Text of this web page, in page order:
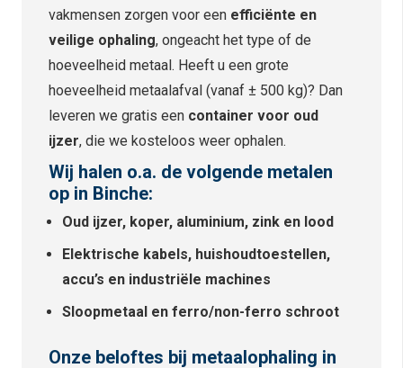
vakmensen zorgen voor een efficiënte en
veilige ophaling, ongeacht het type of de
hoeveelheid metaal. Heeft u een grote
hoeveelheid metaalafval (vanaf ± 500 kg)? Dan
leveren we gratis een container voor oud
ijzer, die we kosteloos weer ophalen.
Wij halen o.a. de volgende metalen
op in Binche:
Oud ijzer, koper, aluminium, zink en lood
Elektrische kabels, huishoudtoestellen,
accu’s en industriële machines
Sloopmetaal en ferro/non-ferro schroot
Onze beloftes bij metaalophaling in